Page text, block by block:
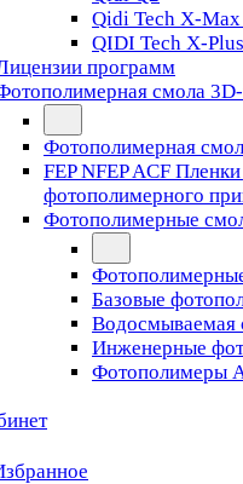
Qidi Tech X-Max
QIDI Tech X-
программ
смола
Фотополимерная
FEP NFEP ACF
фотополимерного
Фотополимерные
Базовые
Водосмываемая
Инженерные
Фотополимеры